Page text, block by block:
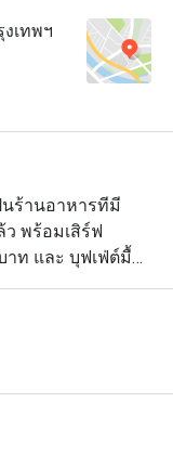
sweets plus
station, salad
Thai spicy salad,
creams.
Thursday night.
displayed in the
Customers
station. Foie
highlight menus
เทพฯ
นร้านอาหารทีมี
พร้อมเสิร์ฟ
าท และ บุฟเฟ่ต์มื้อ
ะสร้างความ
เรายังเพิ่มสเตชั่